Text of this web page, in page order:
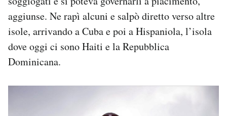
aggiunse. Ne rapì alcuni e salpò diretto verso altre
isole, arrivando a Cuba e poi a Hispaniola, l’isola
dove oggi ci sono Haiti e la Repubblica
Dominicana.